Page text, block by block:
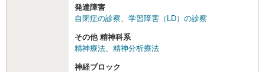
発達障害
自閉症の診察
学習障害（LD）の診察
その他 精神科系
精神療法
精神分析療法
神経ブロック